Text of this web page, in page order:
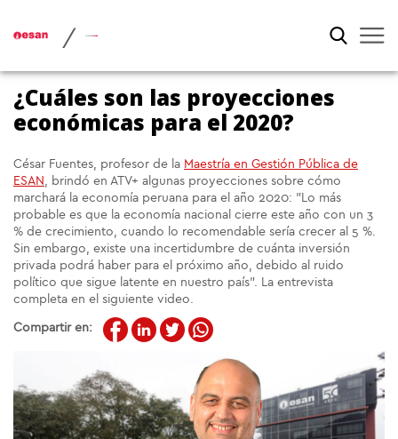
/
¿Cuáles son las proyecciones
económicas para el 2020?
César Fuentes, profesor de la Maestría en Gestión Pública de
ESAN , brindó en ATV+ algunas proyecciones sobre cómo
marchará la economía peruana para el año 2020: "Lo más
probable es que la economía nacional cierre este año con un 3
% de crecimiento, cuando lo recomendable sería crecer al 5 %.
Sin embargo, existe una incertidumbre de cuánta inversión
privada podrá haber para el próximo año, debido al ruido
político que sigue latente en nuestro país". La entrevista
completa en el siguiente video.
Compartir en: